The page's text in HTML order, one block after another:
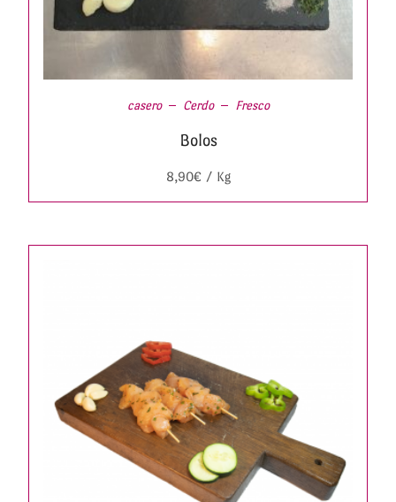
casero Cerdo Fresco
Bolos
8,90€/ Kg